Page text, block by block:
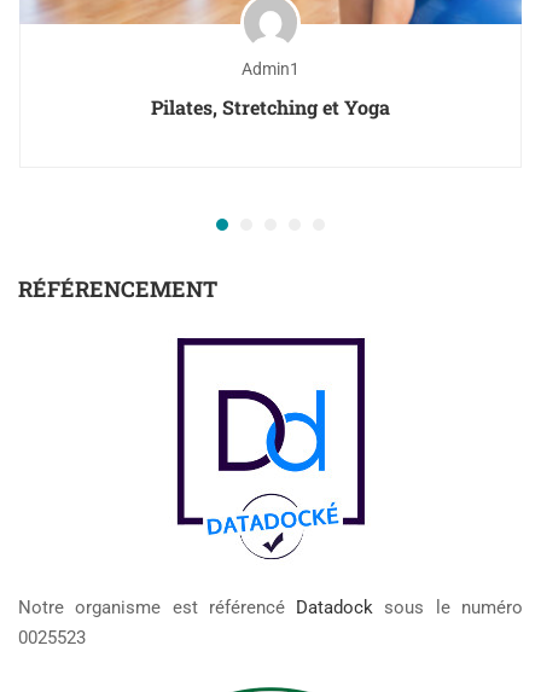
Admin1
Pilates, Stretching et Yoga
RÉFÉRENCEMENT
Notre organisme est référencé Datadock sous le numéro
0025523